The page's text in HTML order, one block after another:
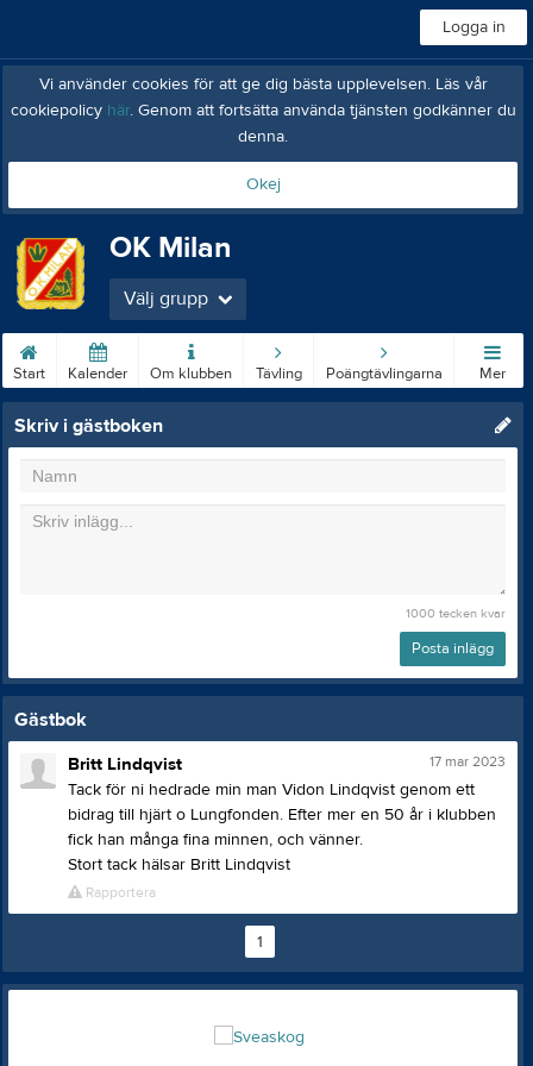
Logga in
Vi använder cookies för att ge dig bästa upplevelsen. Läs vår
cookiepolicy här. Genom att fortsätta använda tjänsten godkänner du
denna.
Okej
OK Milan
Välj grupp
Start Kalender Om klubben Tävling Poängtävlingarna Mer
Skriv i gästboken
1000 tecken kvar
Posta inlägg
Gästbok
17 mar 2023
Britt Lindqvist
Tack för ni hedrade min man Vidon Lindqvist genom ett
bidrag till hjärt o Lungfonden. Efter mer en 50 år i klubben
fick han många fina minnen, och vänner.
Stort tack hälsar Britt Lindqvist
Rapportera
1